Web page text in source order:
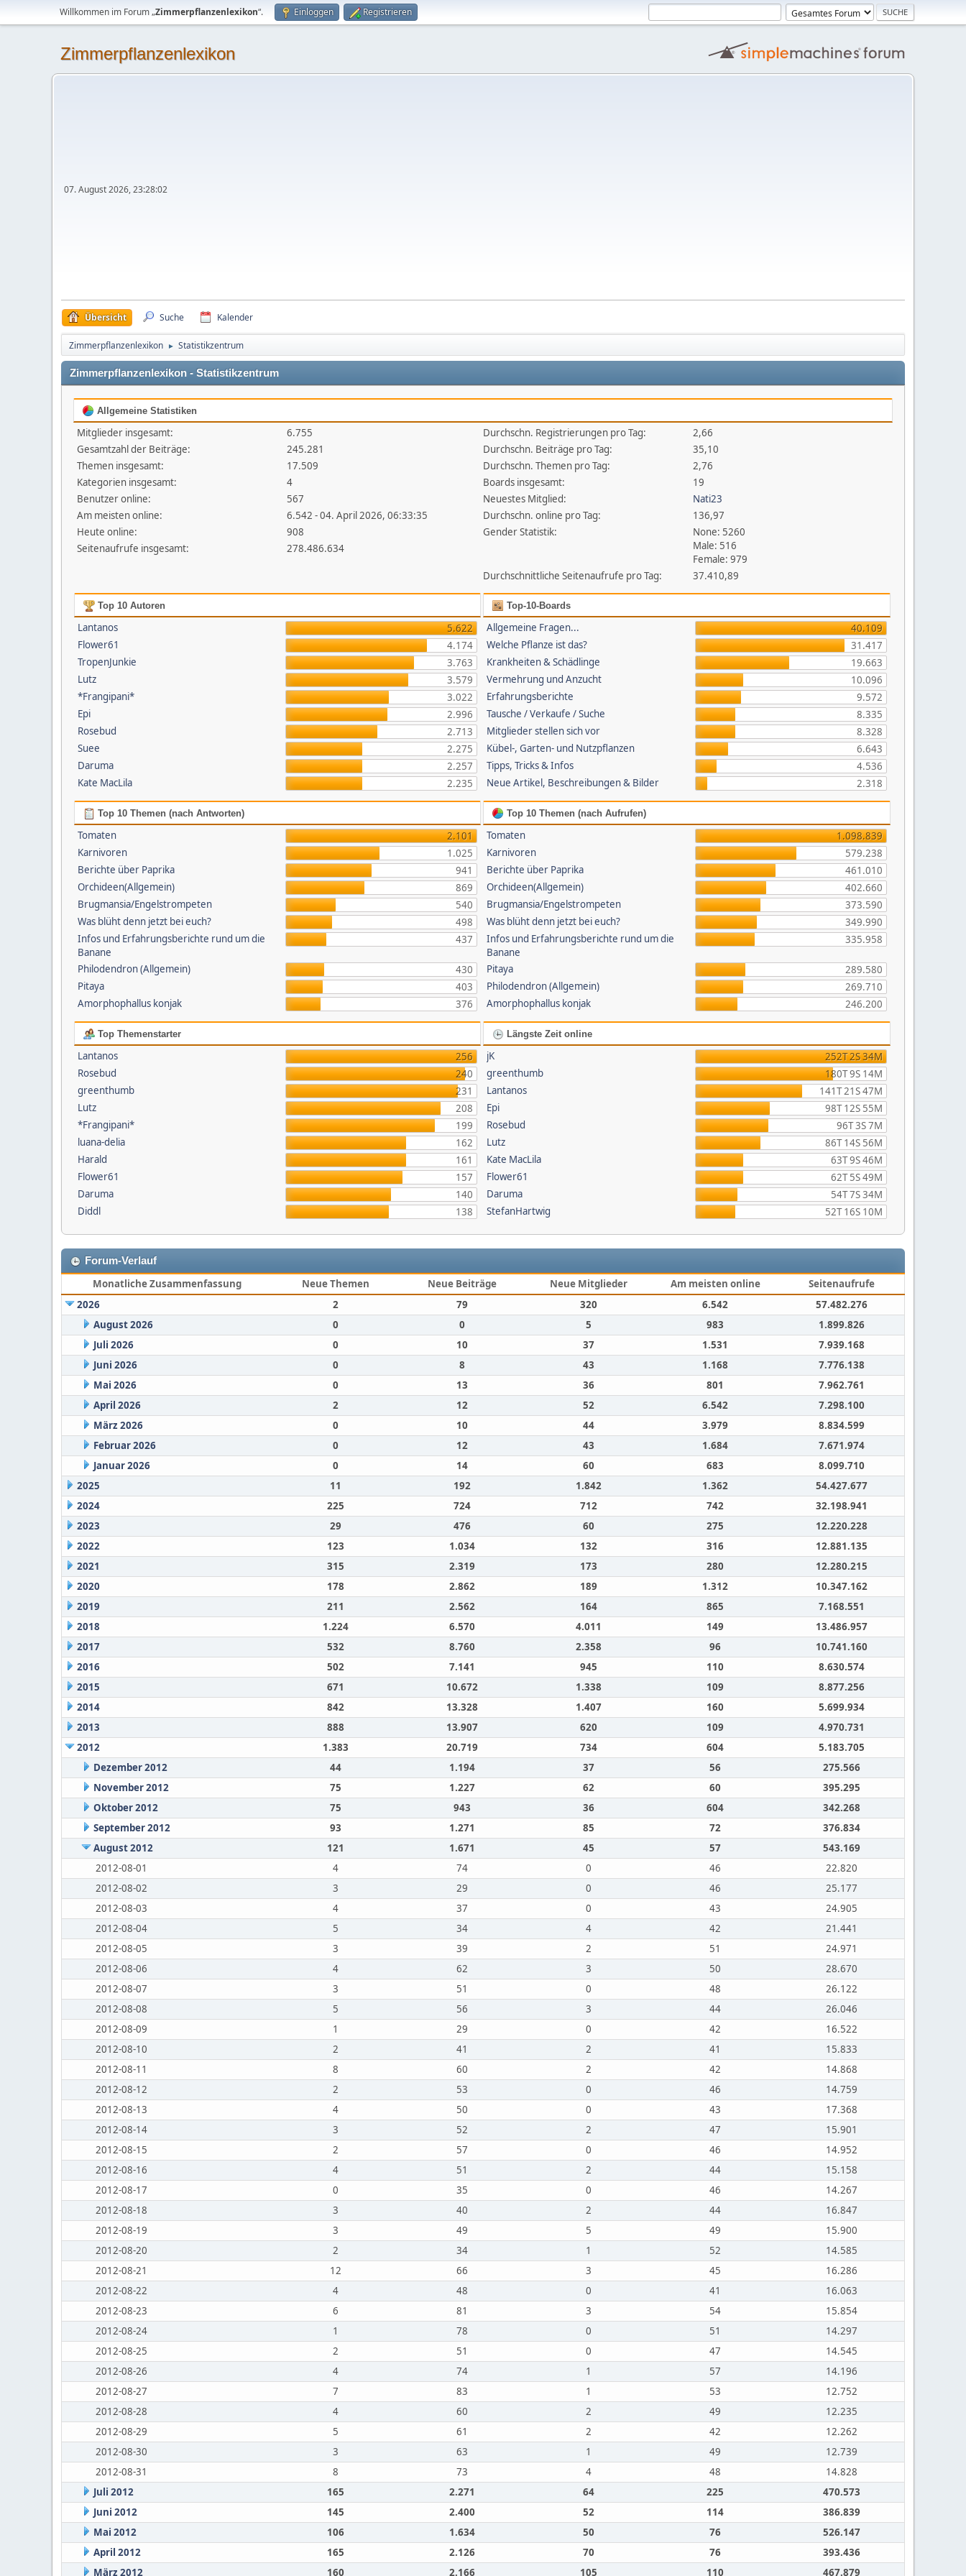
Willkommen im Forum „Zimmerpflanzenlexikon“. Einloggen Registrieren
Zimmerpflanzenlexikon
07. August 2026, 23:28:02
Übersicht Suche Kalender
Zimmerpflanzenlexikon ► Statistikzentrum
Zimmerpflanzenlexikon - Statistikzentrum
Allgemeine Statistiken
Mitglieder insgesamt:
6.755
Gesamtzahl der Beiträge:
245.281
Themen insgesamt:
17.509
Kategorien insgesamt:
4
Benutzer online:
567
Am meisten online:
6.542 - 04. April 2026, 06:33:35
Heute online:
908
Seitenaufrufe insgesamt:
278.486.634
Durchschn. Registrierungen pro Tag:
2,66
Durchschn. Beiträge pro Tag:
35,10
Durchschn. Themen pro Tag:
2,76
Boards insgesamt:
19
Neuestes Mitglied:
Nati23
Durchschn. online pro Tag:
136,97
Gender Statistik:
None: 5260
Male: 516
Female: 979
Durchschnittliche Seitenaufrufe pro Tag:
37.410,89
Top 10 Autoren
Lantanos
5.622
Flower61
4.174
TropenJunkie
3.763
Lutz
3.579
*Frangipani*
3.022
Epi
2.996
Rosebud
2.713
Suee
2.275
Daruma
2.257
Kate MacLila
2.235
Top-10-Boards
Allgemeine Fragen...
40.109
Welche Pflanze ist das?
31.417
Krankheiten & Schädlinge
19.663
Vermehrung und Anzucht
10.096
Erfahrungsberichte
9.572
Tausche / Verkaufe / Suche
8.335
Mitglieder stellen sich vor
8.328
Kübel-, Garten- und Nutzpflanzen
6.643
Tipps, Tricks & Infos
4.536
Neue Artikel, Beschreibungen & Bilder
2.318
Top 10 Themen (nach Antworten)
Tomaten
2.101
Karnivoren
1.025
Berichte über Paprika
941
Orchideen(Allgemein)
869
Brugmansia/Engelstrompeten
540
Was blüht denn jetzt bei euch?
498
Infos und Erfahrungsberichte rund um die
Banane
437
Philodendron (Allgemein)
430
Pitaya
403
Amorphophallus konjak
376
Top 10 Themen (nach Aufrufen)
Tomaten
1.098.839
Karnivoren
579.238
Berichte über Paprika
461.010
Orchideen(Allgemein)
402.660
Brugmansia/Engelstrompeten
373.590
Was blüht denn jetzt bei euch?
349.990
Infos und Erfahrungsberichte rund um die
Banane
335.958
Pitaya
289.580
Philodendron (Allgemein)
269.710
Amorphophallus konjak
246.200
Top Themenstarter
Lantanos
256
Rosebud
240
greenthumb
231
Lutz
208
*Frangipani*
199
luana-delia
162
Harald
161
Flower61
157
Daruma
140
Diddl
138
Längste Zeit online
jK
252T 2S 34M
greenthumb
180T 9S 14M
Lantanos
141T 21S 47M
Epi
98T 12S 55M
Rosebud
96T 3S 7M
Lutz
86T 14S 56M
Kate MacLila
63T 9S 46M
Flower61
62T 5S 49M
Daruma
54T 7S 34M
StefanHartwig
52T 16S 10M
Forum-Verlauf
Monatliche Zusammenfassung Neue Themen Neue Beiträge Neue Mitglieder Am meisten online
Seitenaufrufe
2026
2 79 320 6.542
57.482.276
August 2026
0 0 5 983
1.899.826
Juli 2026
0 10 37 1.531
7.939.168
Juni 2026
0 8 43 1.168
7.776.138
Mai 2026
0 13 36 801
7.962.761
April 2026
2 12 52 6.542
7.298.100
März 2026
0 10 44 3.979
8.834.599
Februar 2026
0 12 43 1.684
7.671.974
Januar 2026
0 14 60 683
8.099.710
2025
11 192 1.842 1.362
54.427.677
2024
225 724 712 742
32.198.941
2023
29 476 60 275
12.220.228
2022
123 1.034 132 316
12.881.135
2021
315 2.319 173 280
12.280.215
2020
178 2.862 189 1.312
10.347.162
2019
211 2.562 164 865
7.168.551
2018
1.224 6.570 4.011 149
13.486.957
2017
532 8.760 2.358 96
10.741.160
2016
502 7.141 945 110
8.630.574
2015
671 10.672 1.338 109
8.877.256
2014
842 13.328 1.407 160
5.699.934
2013
888 13.907 620 109
4.970.731
2012
1.383 20.719 734 604
5.183.705
Dezember 2012
44 1.194 37 56
275.566
November 2012
75 1.227 62 60
395.295
Oktober 2012
75 943 36 604
342.268
September 2012
93 1.271 85 72
376.834
August 2012
121 1.671 45 57
543.169
2012-08-01
4 74 0 46
22.820
2012-08-02
3 29 0 46
25.177
2012-08-03
4 37 0 43
24.905
2012-08-04
5 34 4 42
21.441
2012-08-05
3 39 2 51
24.971
2012-08-06
4 62 3 50
28.670
2012-08-07
3 51 0 48
26.122
2012-08-08
5 56 3 44
26.046
2012-08-09
1 29 0 42
16.522
2012-08-10
2 41 2 41
15.833
2012-08-11
8 60 2 42
14.868
2012-08-12
2 53 0 46
14.759
2012-08-13
4 50 0 43
17.368
2012-08-14
3 52 2 47
15.901
2012-08-15
2 57 0 46
14.952
2012-08-16
4 51 2 44
15.158
2012-08-17
0 35 0 46
14.267
2012-08-18
3 40 2 44
16.847
2012-08-19
3 49 5 49
15.900
2012-08-20
2 34 1 52
14.585
2012-08-21
12 66 3 45
16.286
2012-08-22
4 48 0 41
16.063
2012-08-23
6 81 3 54
15.854
2012-08-24
1 78 0 51
14.297
2012-08-25
2 51 0 47
14.545
2012-08-26
4 74 1 57
14.196
2012-08-27
7 83 1 53
12.752
2012-08-28
4 60 2 49
12.235
2012-08-29
5 61 2 42
12.262
2012-08-30
3 63 1 49
12.739
2012-08-31
8 73 4 48
14.828
Juli 2012
165 2.271 64 225
470.573
Juni 2012
145 2.400 52 114
386.839
Mai 2012
106 1.634 50 76
526.147
April 2012
165 2.126 70 76
393.436
März 2012
160 2.166 105 110 467.879